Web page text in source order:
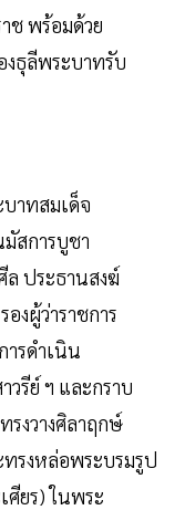
ช พร้อมด้วย
งธุลีพระบาทรับ
าทสมเด็จ
สการบูชา
ประธานสงฆ์
งผู้ว่าราชการ
ารดำเนิน
วรีย์ ฯ และกราบ
งวางศิลาฤกษ์
รงหล่อพระบรมรูป
ศียร) ในพระ